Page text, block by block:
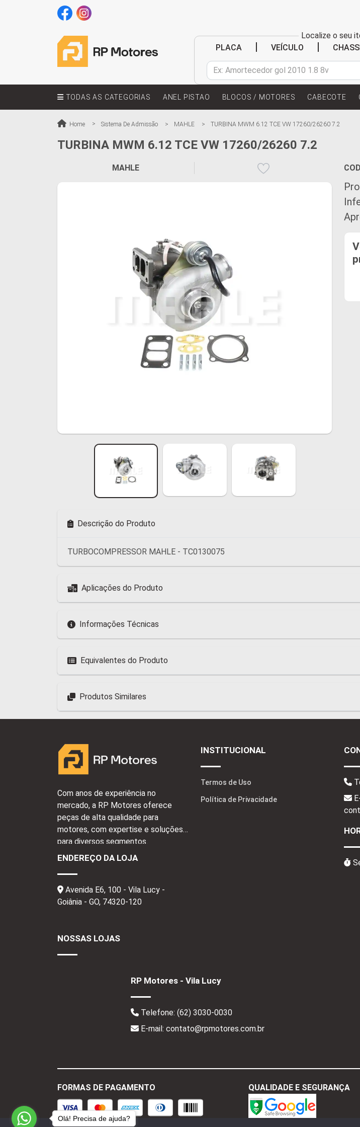
Localize o seu
PLACA
VEÍCULO
TODAS AS CATEGORIAS ANEL PISTAO BLOCOS / MOTORES CABECOTE
Home Sistema De Admissão MAHLE TURBINA MWM 6.12 TCE VW 17260/26260 7.2
TURBINA MWM 6.12 TCE VW 17260/26260 7.2
MAHLE
Descrição do Produto
TURBOCOMPRESSOR MAHLE - TC0130075
Aplicações do Produto
Informações Técnicas
Equivalentes do Produto
Produtos Similares
Com anos de experiência no
mercado, a RP Motores oferece
peças de alta qualidade para
motores, com expertise e soluções
para diversos segmentos.
ENDEREÇO DA LOJA
Avenida E6, 100 - Vila Lucy -
Goiânia - GO, 74320-120
INSTITUCIONAL
Termos de Uso
Política de Privacidade
NOSSAS LOJAS
RP Motores - Vila Lucy
Telefone: (62) 3030-0030
E-mail: contato@rpmotores.com.br
FORMAS DE PAGAMENTO QUALIDADE E SEGURANÇA
Olá! Precisa de ajuda?